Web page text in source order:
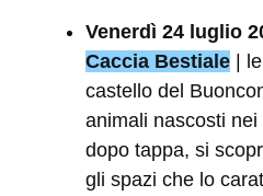
Venerdì 24 luglio
Caccia Bestiale |
castello del
animali nascosti
dopo tappa, si
gli spazi che lo